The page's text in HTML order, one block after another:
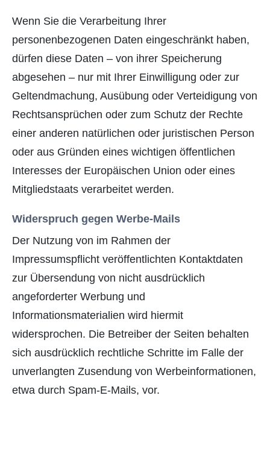
Wenn Sie die Verarbeitung Ihrer
personenbezogenen Daten eingeschränkt haben,
dürfen diese Daten – von ihrer Speicherung
abgesehen – nur mit Ihrer Einwilligung oder zur
Geltendmachung, Ausübung oder Verteidigung von
Rechtsansprüchen oder zum Schutz der Rechte
einer anderen natürlichen oder juristischen Person
oder aus Gründen eines wichtigen öffentlichen
Interesses der Europäischen Union oder eines
Mitgliedstaats verarbeitet werden.
Widerspruch gegen Werbe-Mails
Der Nutzung von im Rahmen der
Impressumspflicht veröffentlichten Kontaktdaten
zur Übersendung von nicht ausdrücklich
angeforderter Werbung und
Informationsmaterialien wird hiermit
widersprochen. Die Betreiber der Seiten behalten
sich ausdrücklich rechtliche Schritte im Falle der
unverlangten Zusendung von Werbeinformationen,
etwa durch Spam-E-Mails, vor.